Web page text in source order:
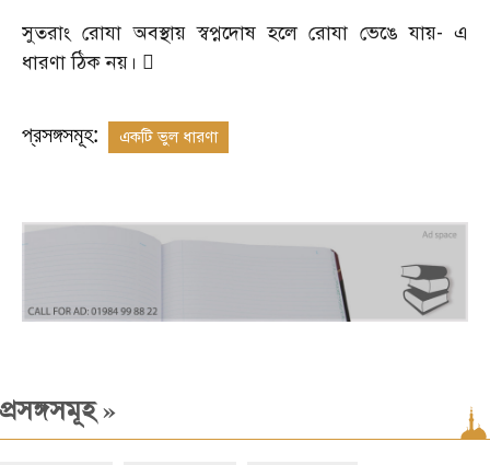
সুতরাং রোযা অবস্থায় স্বপ্নদোষ হলে রোযা ভেঙে যায়- এ
ধারণা ঠিক নয়। 
প্রসঙ্গসমূহ: একটি ভুল ধারণা
প্রসঙ্গসমূহ»